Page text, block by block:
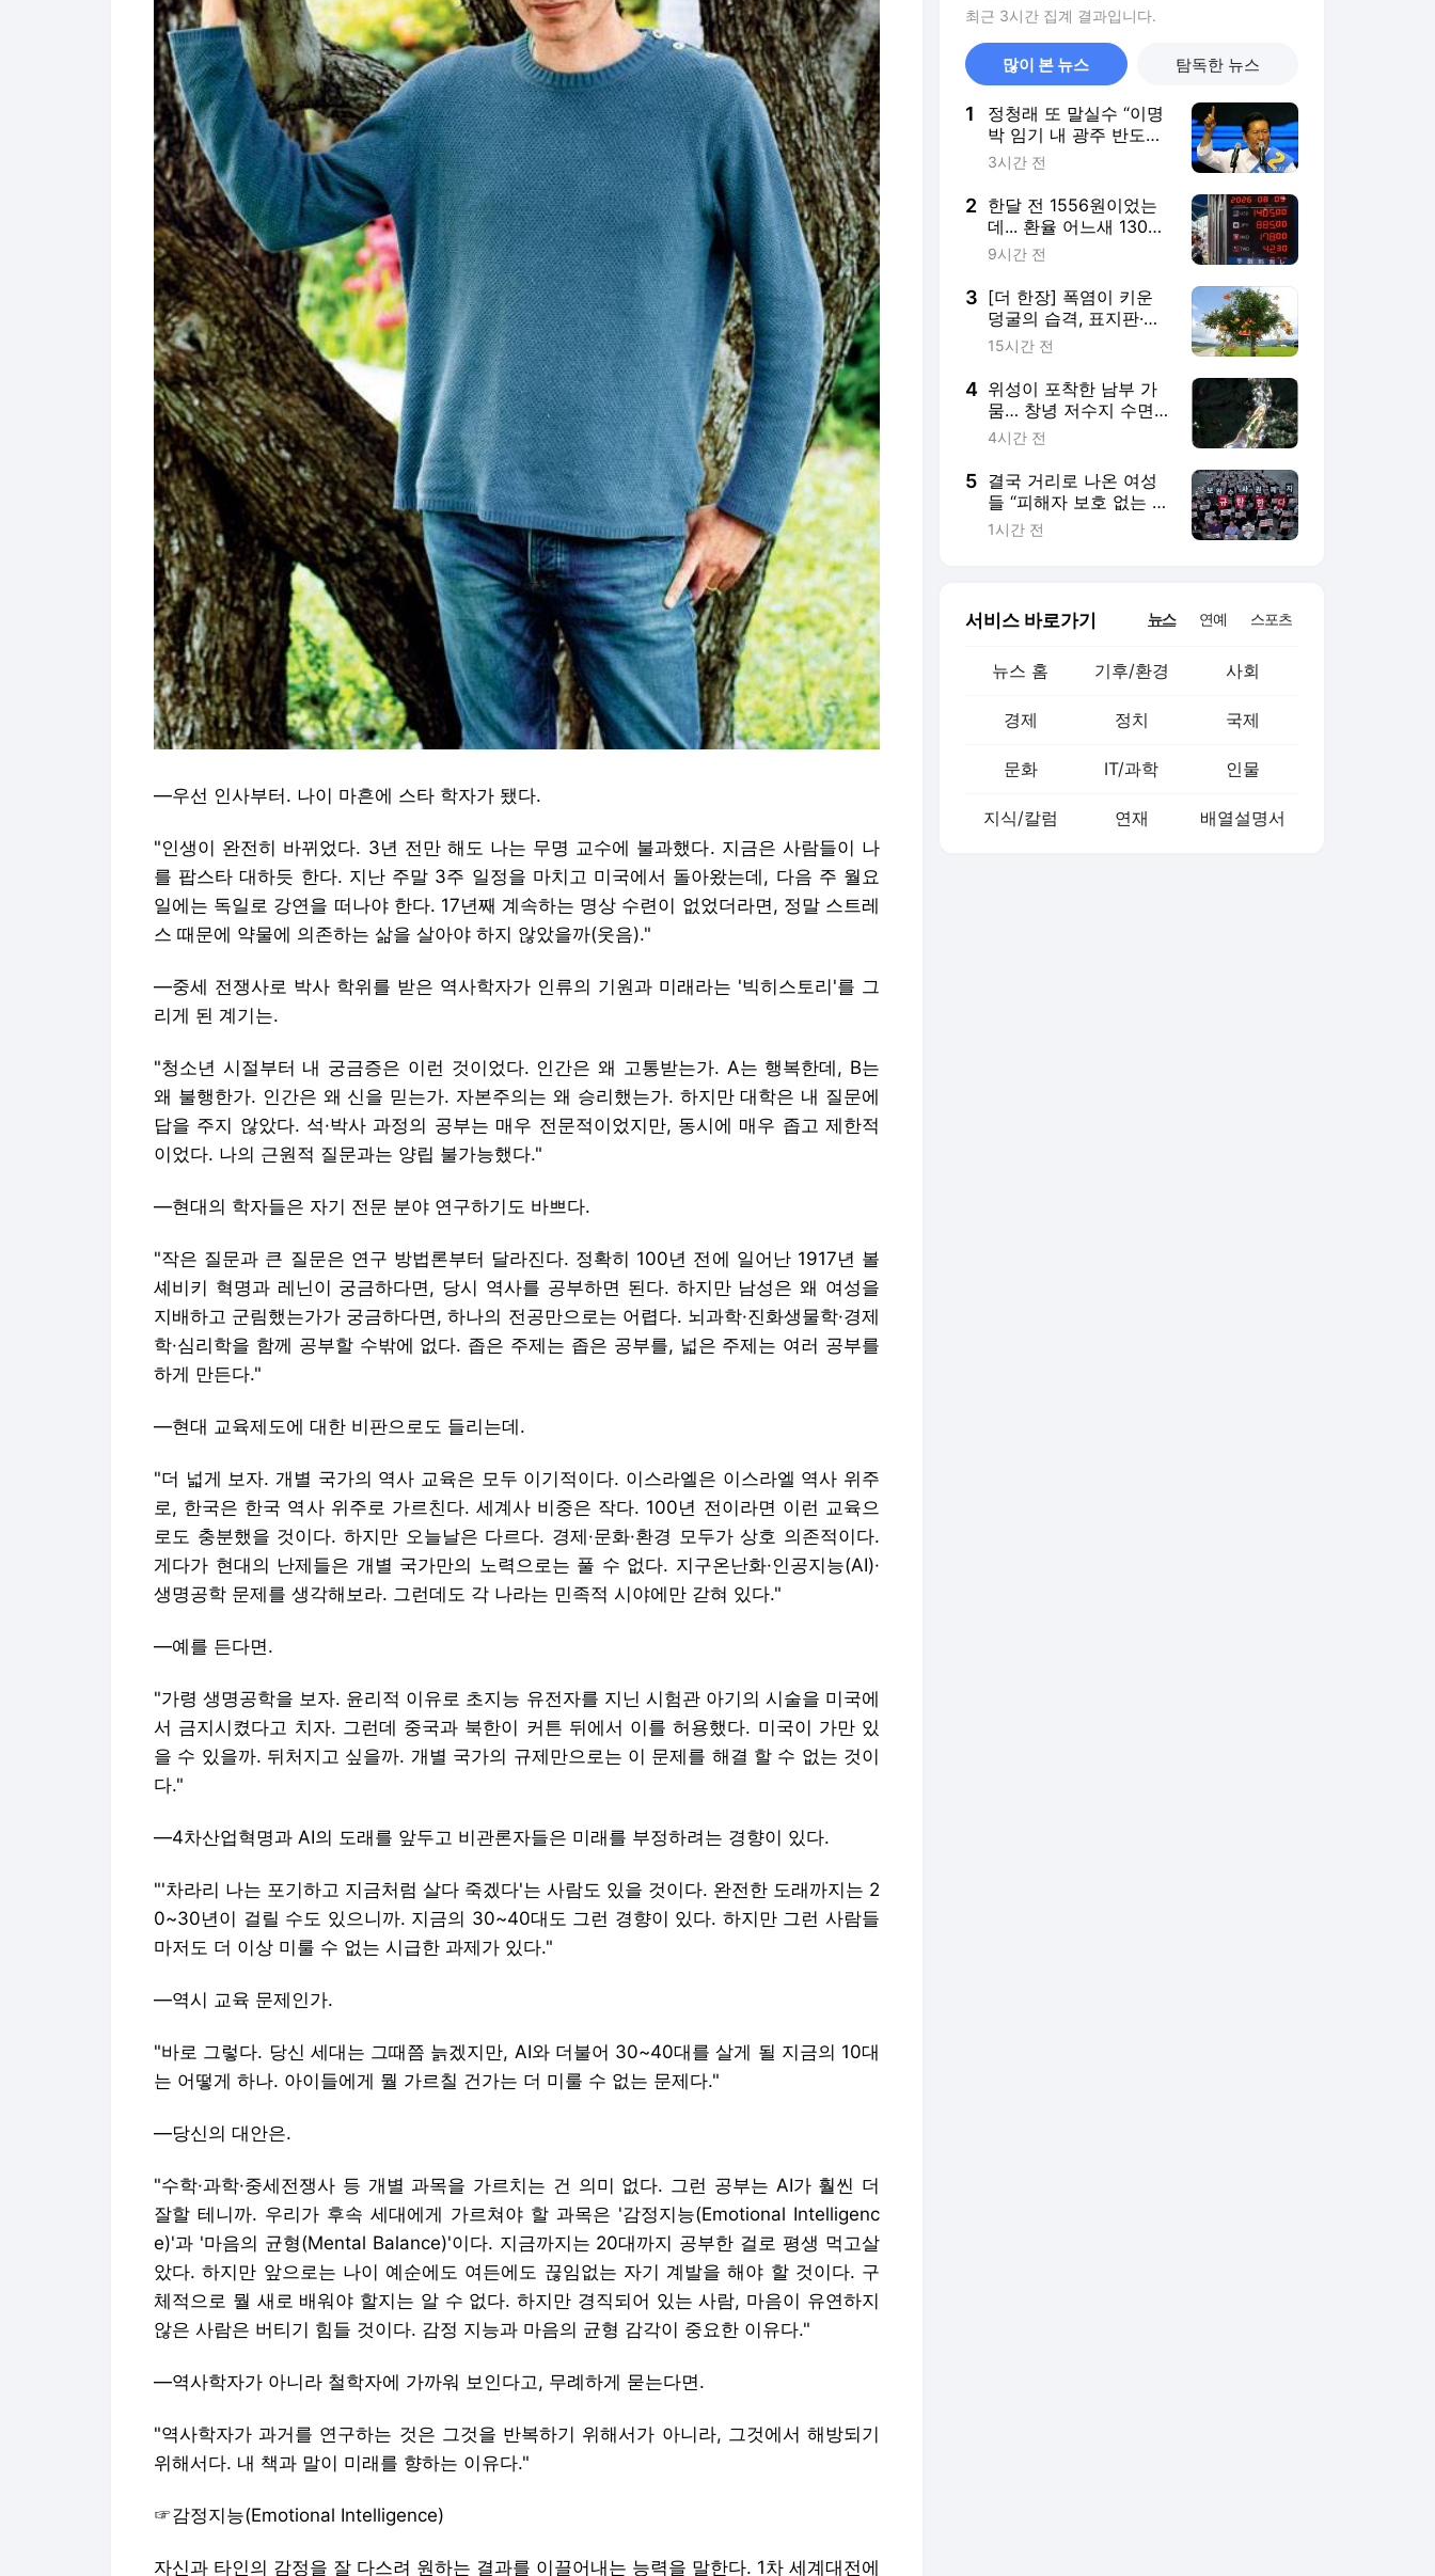
―우선 인사부터. 나이 마흔에 스타 학자가 됐다.
"인생이 완전히 바뀌었다. 3년 전만 해도 나는 무명 교수에 불과했다. 지금은 사람들이 나
를 팝스타 대하듯 한다. 지난 주말 3주 일정을 마치고 미국에서 돌아왔는데, 다음 주 월요
일에는 독일로 강연을 떠나야 한다. 17년째 계속하는 명상 수련이 없었더라면, 정말 스트레
스 때문에 약물에 의존하는 삶을 살아야 하지 않았을까(웃음)."
―중세 전쟁사로 박사 학위를 받은 역사학자가 인류의 기원과 미래라는 '빅히스토리'를 그
리게 된 계기는.
"청소년 시절부터 내 궁금증은 이런 것이었다. 인간은 왜 고통받는가. A는 행복한데, B는
왜 불행한가. 인간은 왜 신을 믿는가. 자본주의는 왜 승리했는가. 하지만 대학은 내 질문에
답을 주지 않았다. 석·박사 과정의 공부는 매우 전문적이었지만, 동시에 매우 좁고 제한적
이었다. 나의 근원적 질문과는 양립 불가능했다."
―현대의 학자들은 자기 전문 분야 연구하기도 바쁘다.
"작은 질문과 큰 질문은 연구 방법론부터 달라진다. 정확히 100년 전에 일어난 1917년 볼
셰비키 혁명과 레닌이 궁금하다면, 당시 역사를 공부하면 된다. 하지만 남성은 왜 여성을
지배하고 군림했는가가 궁금하다면, 하나의 전공만으로는 어렵다. 뇌과학·진화생물학·경제
학·심리학을 함께 공부할 수밖에 없다. 좁은 주제는 좁은 공부를, 넓은 주제는 여러 공부를
하게 만든다."
―현대 교육제도에 대한 비판으로도 들리는데.
"더 넓게 보자. 개별 국가의 역사 교육은 모두 이기적이다. 이스라엘은 이스라엘 역사 위주
로, 한국은 한국 역사 위주로 가르친다. 세계사 비중은 작다. 100년 전이라면 이런 교육으
로도 충분했을 것이다. 하지만 오늘날은 다르다. 경제·문화·환경 모두가 상호 의존적이다.
게다가 현대의 난제들은 개별 국가만의 노력으로는 풀 수 없다. 지구온난화·인공지능(AI)·
생명공학 문제를 생각해보라. 그런데도 각 나라는 민족적 시야에만 갇혀 있다."
―예를 든다면.
"가령 생명공학을 보자. 윤리적 이유로 초지능 유전자를 지닌 시험관 아기의 시술을 미국에
서 금지시켰다고 치자. 그런데 중국과 북한이 커튼 뒤에서 이를 허용했다. 미국이 가만 있
을 수 있을까. 뒤처지고 싶을까. 개별 국가의 규제만으로는 이 문제를 해결 할 수 없는 것이
다."
―4차산업혁명과 AI의 도래를 앞두고 비관론자들은 미래를 부정하려는 경향이 있다.
"'차라리 나는 포기하고 지금처럼 살다 죽겠다'는 사람도 있을 것이다. 완전한 도래까지는 2
0~30년이 걸릴 수도 있으니까. 지금의 30~40대도 그런 경향이 있다. 하지만 그런 사람들
마저도 더 이상 미룰 수 없는 시급한 과제가 있다."
―역시 교육 문제인가.
"바로 그렇다. 당신 세대는 그때쯤 늙겠지만, AI와 더불어 30~40대를 살게 될 지금의 10대
는 어떻게 하나. 아이들에게 뭘 가르칠 건가는 더 미룰 수 없는 문제다."
―당신의 대안은.
"수학·과학·중세전쟁사 등 개별 과목을 가르치는 건 의미 없다. 그런 공부는 AI가 훨씬 더
잘할 테니까. 우리가 후속 세대에게 가르쳐야 할 과목은 '감정지능(Emotional Intelligenc
e)'과 '마음의 균형(Mental Balance)'이다. 지금까지는 20대까지 공부한 걸로 평생 먹고살
았다. 하지만 앞으로는 나이 예순에도 여든에도 끊임없는 자기 계발을 해야 할 것이다. 구
체적으로 뭘 새로 배워야 할지는 알 수 없다. 하지만 경직되어 있는 사람, 마음이 유연하지
않은 사람은 버티기 힘들 것이다. 감정 지능과 마음의 균형 감각이 중요한 이유다."
―역사학자가 아니라 철학자에 가까워 보인다고, 무례하게 묻는다면.
"역사학자가 과거를 연구하는 것은 그것을 반복하기 위해서가 아니라, 그것에서 해방되기
위해서다. 내 책과 말이 미래를 향하는 이유다."
☞감정지능(Emotional Intelligence)
자신과 타인의 감정을 잘 다스려 원하는 결과를 이끌어내는 능력을 말한다. 1차 세계대전에
최근 3시간 집계 결과입니다.
많이 본 뉴스 탐독한 뉴스
1
정청래 또 말실수 “이명
박 임기 내 광주 반도체
출시”
3시간 전
2 한달 전 1556원이었는
데... 환율 어느새 1300
원대 눈앞
9시간 전
3 [더 한장] 폭염이 키운
덩굴의 습격, 표지판·트
랙터·태양광 패널까지
15시간 전
4 위성이 포착한 남부 가
뭄… 창녕 저수지 수면 1
년 새 89% 줄었다
4시간 전
5 결국 거리로 나온 여성
들 “피해자 보호 없는 수
사개편 반대”
1시간 전
서비스 바로가기 뉴스 연예 스포츠
뉴스 홈 기후/환경 사회
경제 정치 국제
문화 IT/과학 인물
지식/칼럼 연재 배열설명서